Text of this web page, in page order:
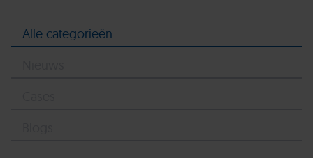
Alle categorieën